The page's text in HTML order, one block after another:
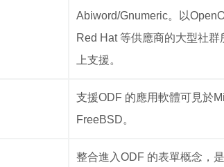
Abiword/Gnumeric。以
Red Hat 等供應商的大型社
上支援。
支援ODF 的應用軟體可見於
FreeBSD。
整合進入ODF 的表單概念，